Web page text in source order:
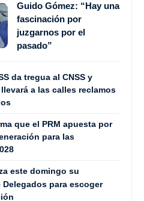
Guido Gómez: “Hay una
fascinación por
juzgarnos por el
pasado”
da tregua al CNSS y
a las calles reclamos
que el PRM apuesta por
para las
este domingo su
Delegados para escoger